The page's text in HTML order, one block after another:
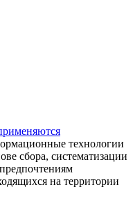
технологии
сбора, систематизации
на территории